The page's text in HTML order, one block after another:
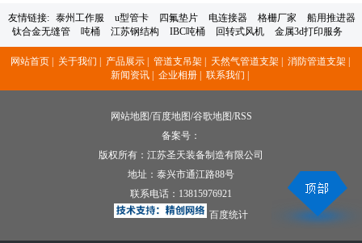
友情链接: 泰州工作服 u型管卡 四氟垫片 电连接器 格栅厂家
船用推进器
钛合金无缝管
吨桶 江苏钢结构 IBC吨桶 回转式风机 金属3d打印服务
网站首页 | 关于我们 | 产品展示 | 管道支吊架 | 天然气管道支架 | 消防管道支架 |
新闻资讯 | 企业相册 | 联系我们 |
网站地图/百度地图/谷歌地图/RSS
备案号：
版权所有：江苏圣天装备制造有限公司
地址：泰兴市通江路88号
联系电话： 13815976921
百度统计